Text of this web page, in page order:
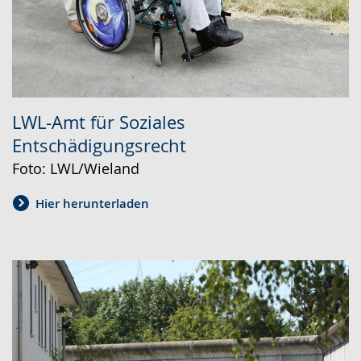
LWL-Amt für Soziales
Entschädigungsrecht
Foto: LWL/Wieland
Hier herunterladen